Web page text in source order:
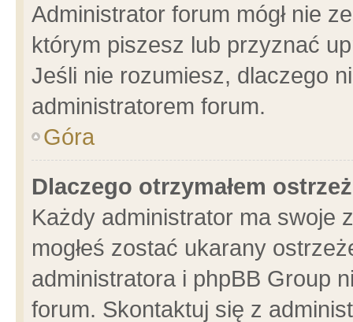
Administrator forum mógł nie
którym piszesz lub przyznać
Jeśli nie rozumiesz, dlaczego
administratorem forum.
Góra
Dlaczego otrzymałem
Każdy administrator ma swoje
mogłeś zostać ukarany
administratora i phpBB Group
forum. Skontaktuj się z